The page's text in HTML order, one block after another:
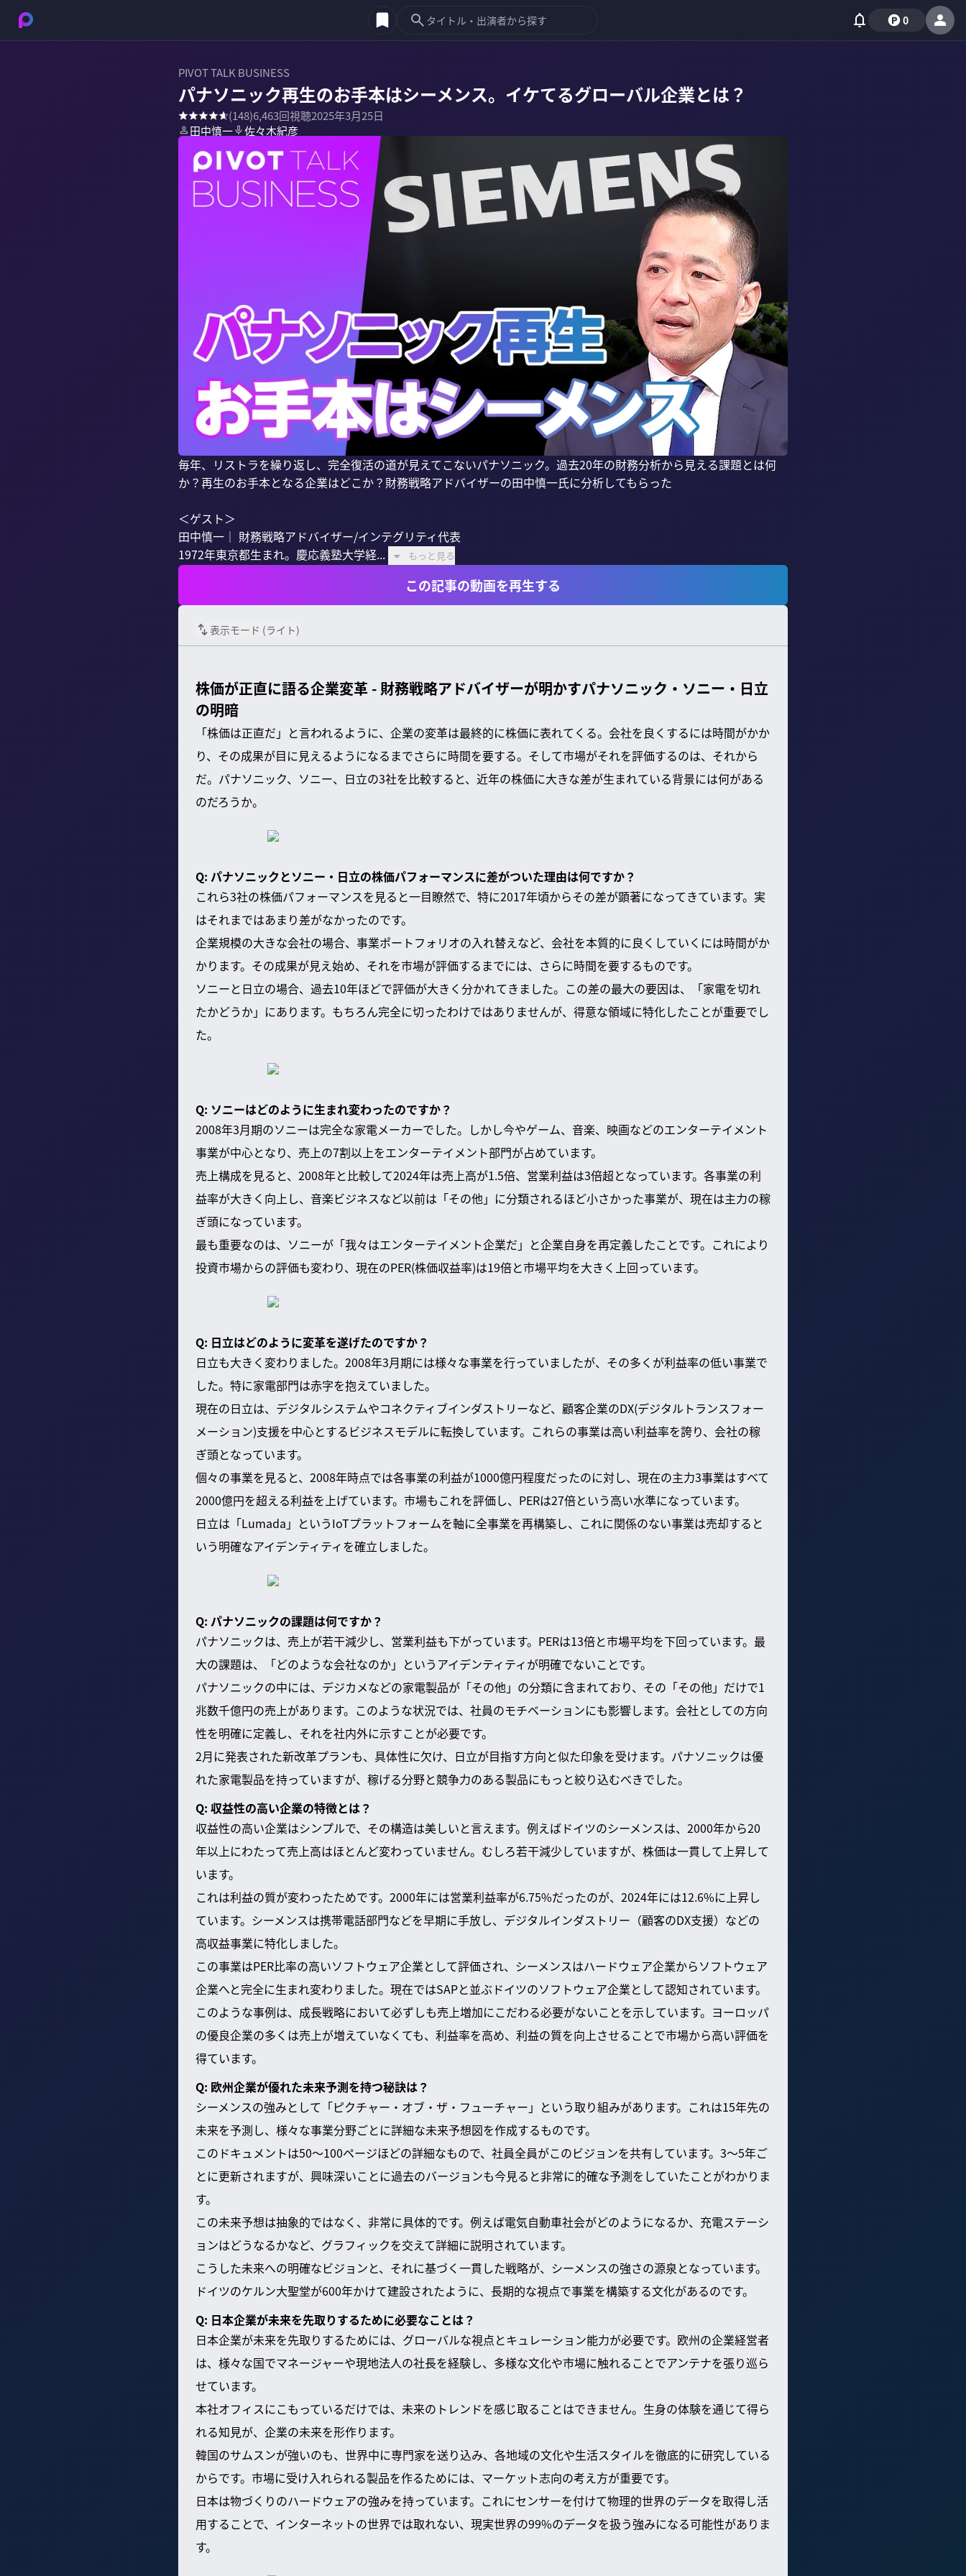
0
PIVOT TALK BUSINESS
パナソニック再生のお手本はシーメンス。イケてるグローバル企業とは？
(148)6,463回視聴2025年3月25日
田中慎一
佐々木紀彦
毎年、リストラを繰り返し、完全復活の道が見えてこないパナソニック。過去20年の財務分析から見える課題とは何
か？再生のお手本となる企業はどこか？財務戦略アドバイザーの田中慎一氏に分析してもらった
＜ゲスト＞
田中慎一｜ 財務戦略アドバイザー/インテグリティ代表
1972年東京都生まれ。慶応義塾大学経...
もっと見る
この記事の動画を再生する
表示モード (ライト)
株価が正直に語る企業変革 - 財務戦略アドバイザーが明かすパナソニック・ソニー・日立
の明暗
「株価は正直だ」と言われるように、企業の変革は最終的に株価に表れてくる。会社を良くするには時間がかか
り、その成果が目に見えるようになるまでさらに時間を要する。そして市場がそれを評価するのは、それから
だ。パナソニック、ソニー、日立の3社を比較すると、近年の株価に大きな差が生まれている背景には何がある
のだろうか。
Q: パナソニックとソニー・日立の株価パフォーマンスに差がついた理由は何ですか？
これら3社の株価パフォーマンスを見ると一目瞭然で、特に2017年頃からその差が顕著になってきています。実
はそれまではあまり差がなかったのです。
企業規模の大きな会社の場合、事業ポートフォリオの入れ替えなど、会社を本質的に良くしていくには時間がか
かります。その成果が見え始め、それを市場が評価するまでには、さらに時間を要するものです。
ソニーと日立の場合、過去10年ほどで評価が大きく分かれてきました。この差の最大の要因は、「家電を切れ
たかどうか」にあります。もちろん完全に切ったわけではありませんが、得意な領域に特化したことが重要でし
た。
Q: ソニーはどのように生まれ変わったのですか？
2008年3月期のソニーは完全な家電メーカーでした。しかし今やゲーム、音楽、映画などのエンターテイメント
事業が中心となり、売上の7割以上をエンターテイメント部門が占めています。
売上構成を見ると、2008年と比較して2024年は売上高が1.5倍、営業利益は3倍超となっています。各事業の利
益率が大きく向上し、音楽ビジネスなど以前は「その他」に分類されるほど小さかった事業が、現在は主力の稼
ぎ頭になっています。
最も重要なのは、ソニーが「我々はエンターテイメント企業だ」と企業自身を再定義したことです。これにより
投資市場からの評価も変わり、現在のPER(株価収益率)は19倍と市場平均を大きく上回っています。
Q: 日立はどのように変革を遂げたのですか？
日立も大きく変わりました。2008年3月期には様々な事業を行っていましたが、その多くが利益率の低い事業で
した。特に家電部門は赤字を抱えていました。
現在の日立は、デジタルシステムやコネクティブインダストリーなど、顧客企業のDX(デジタルトランスフォー
メーション)支援を中心とするビジネスモデルに転換しています。これらの事業は高い利益率を誇り、会社の稼
ぎ頭となっています。
個々の事業を見ると、2008年時点では各事業の利益が1000億円程度だったのに対し、現在の主力3事業はすべて
2000億円を超える利益を上げています。市場もこれを評価し、PERは27倍という高い水準になっています。
日立は「Lumada」というIoTプラットフォームを軸に全事業を再構築し、これに関係のない事業は売却すると
いう明確なアイデンティティを確立しました。
Q: パナソニックの課題は何ですか？
パナソニックは、売上が若干減少し、営業利益も下がっています。PERは13倍と市場平均を下回っています。最
大の課題は、「どのような会社なのか」というアイデンティティが明確でないことです。
パナソニックの中には、デジカメなどの家電製品が「その他」の分類に含まれており、その「その他」だけで1
兆数千億円の売上があります。このような状況では、社員のモチベーションにも影響します。会社としての方向
性を明確に定義し、それを社内外に示すことが必要です。
2月に発表された新改革プランも、具体性に欠け、日立が目指す方向と似た印象を受けます。パナソニックは優
れた家電製品を持っていますが、稼げる分野と競争力のある製品にもっと絞り込むべきでした。
Q: 収益性の高い企業の特徴とは？
収益性の高い企業はシンプルで、その構造は美しいと言えます。例えばドイツのシーメンスは、2000年から20
年以上にわたって売上高はほとんど変わっていません。むしろ若干減少していますが、株価は一貫して上昇して
います。
これは利益の質が変わったためです。2000年には営業利益率が6.75%だったのが、2024年には12.6%に上昇し
ています。シーメンスは携帯電話部門などを早期に手放し、デジタルインダストリー（顧客のDX支援）などの
高収益事業に特化しました。
この事業はPER比率の高いソフトウェア企業として評価され、シーメンスはハードウェア企業からソフトウェア
企業へと完全に生まれ変わりました。現在ではSAPと並ぶドイツのソフトウェア企業として認知されています。
このような事例は、成長戦略において必ずしも売上増加にこだわる必要がないことを示しています。ヨーロッパ
の優良企業の多くは売上が増えていなくても、利益率を高め、利益の質を向上させることで市場から高い評価を
得ています。
Q: 欧州企業が優れた未来予測を持つ秘訣は？
シーメンスの強みとして「ピクチャー・オブ・ザ・フューチャー」という取り組みがあります。これは15年先の
未来を予測し、様々な事業分野ごとに詳細な未来予想図を作成するものです。
このドキュメントは50〜100ページほどの詳細なもので、社員全員がこのビジョンを共有しています。3〜5年ご
とに更新されますが、興味深いことに過去のバージョンも今見ると非常に的確な予測をしていたことがわかりま
す。
この未来予想は抽象的ではなく、非常に具体的です。例えば電気自動車社会がどのようになるか、充電ステーシ
ョンはどうなるかなど、グラフィックを交えて詳細に説明されています。
こうした未来への明確なビジョンと、それに基づく一貫した戦略が、シーメンスの強さの源泉となっています。
ドイツのケルン大聖堂が600年かけて建設されたように、長期的な視点で事業を構築する文化があるのです。
Q: 日本企業が未来を先取りするために必要なことは？
日本企業が未来を先取りするためには、グローバルな視点とキュレーション能力が必要です。欧州の企業経営者
は、様々な国でマネージャーや現地法人の社長を経験し、多様な文化や市場に触れることでアンテナを張り巡ら
せています。
本社オフィスにこもっているだけでは、未来のトレンドを感じ取ることはできません。生身の体験を通じて得ら
れる知見が、企業の未来を形作ります。
韓国のサムスンが強いのも、世界中に専門家を送り込み、各地域の文化や生活スタイルを徹底的に研究している
からです。市場に受け入れられる製品を作るためには、マーケット志向の考え方が重要です。
日本は物づくりのハードウェアの強みを持っています。これにセンサーを付けて物理的世界のデータを取得し活
用することで、インターネットの世界では取れない、現実世界の99%のデータを扱う強みになる可能性がありま
す。